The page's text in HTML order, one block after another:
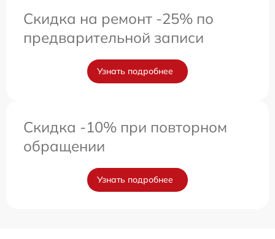
Скидка на ремонт -25% по
предварительной записи
Узнать подробнее
Скидка -10% при повторном
обращении
Узнать подробнее